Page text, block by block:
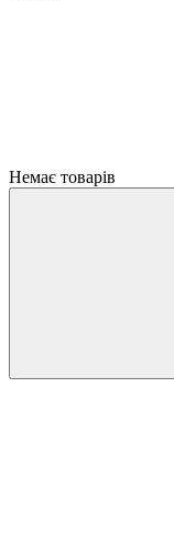
Немає товарів